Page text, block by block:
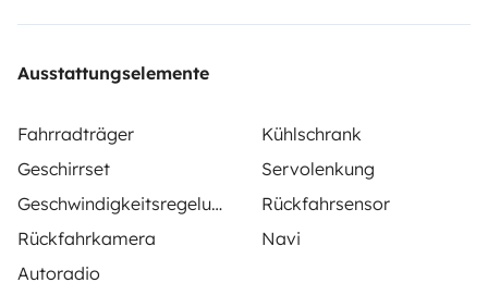
à partir !📍 Fabriqué en Dordogne parVan Globe📞
Ausstattungselemente
Fahrradträger
Kühlschrank
Geschirrset
Servolenkung
Geschwindigkeitsregelung
Rückfahrsensor
Rückfahrkamera
Navi
Autoradio